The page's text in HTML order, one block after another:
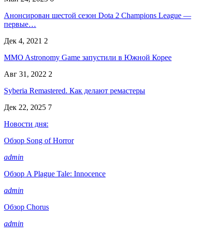
Анонсирован шестой сезон Dota 2 Champions League —
первые…
Дек 4, 2021 2
MMO Astronomy Game запустили в Южной Корее
Авг 31, 2022 2
Syberia Remastered. Как делают ремастеры
Дек 22, 2025 7
Новости дня:
Обзор Song of Horror
admin
Обзор A Plague Tale: Innocence
admin
Обзор Chorus
admin